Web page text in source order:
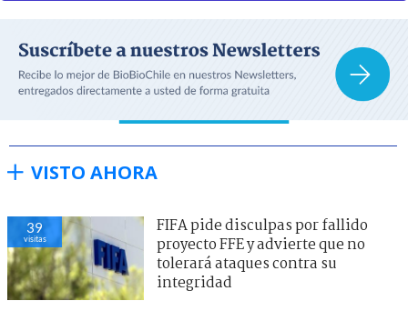
VISTO AHORA
39
visitas
FIFA pide disculpas por fallido
proyecto FFE y advierte que no
tolerará ataques contra su
integridad